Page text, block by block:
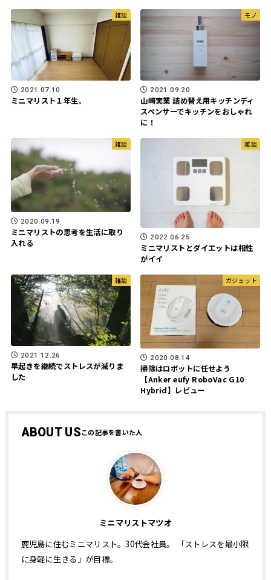
雑談
2021.07.10
ミニマリスト１年生。
モノ
2021.09.20
山崎実業 詰め替え用キッチンディ
スペンサーでキッチンをおしゃれ
に！
雑談
2020.09.19
ミニマリストの思考を生活に取り
入れる
雑談
2022.06.25
ミニマリストとダイエットは相性
がイイ
雑談
2021.12.26
早起きを継続でストレスが減りま
した
ガジェット
2020.08.14
掃除はロボットに任せよう
【Anker eufy RoboVac G10
Hybrid】レビュー
ABOUT US
ミニマリストマツオ
鹿児島に住むミニマリスト。30代会社員。 「ストレスを最小限
に身軽に生きる」が目標。